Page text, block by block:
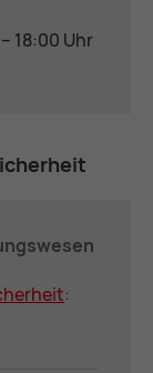
18:00 Uhr
: